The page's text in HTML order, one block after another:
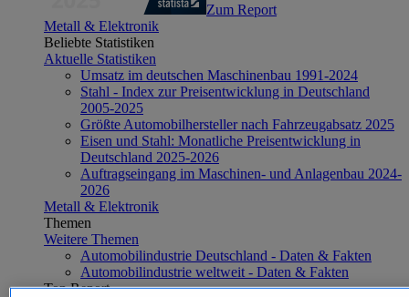
Zum Report
Metall & Elektronik
Beliebte Statistiken
Aktuelle Statistiken
Umsatz im deutschen Maschinenbau 1991-2024
Stahl - Index zur Preisentwicklung in Deutschland
2005-2025
Größte Automobilhersteller nach Fahrzeugabsatz 2025
Eisen und Stahl: Monatliche Preisentwicklung in
Deutschland 2025-2026
Auftragseingang im Maschinen- und Anlagenbau 2024-
2026
Metall & Elektronik
Themen
Weitere Themen
Automobilindustrie Deutschland - Daten & Fakten
Automobilindustrie weltweit - Daten & Fakten
Top Report